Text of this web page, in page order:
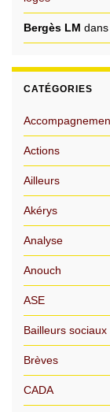
Bergès LM dans
CATÉGORIES
Actions
Ailleurs
Akérys
Analyse
Anouch
ASE
Bailleurs sociaux
Brèves
CADA